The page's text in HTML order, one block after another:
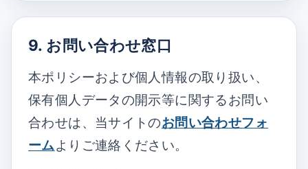
9. お問い合わせ窓口
本ポリシーおよび個人情報の取り扱い、
保有個人データの開示等に関するお問い
合わせは、当サイトのお問い合わせフォ
ームよりご連絡ください。